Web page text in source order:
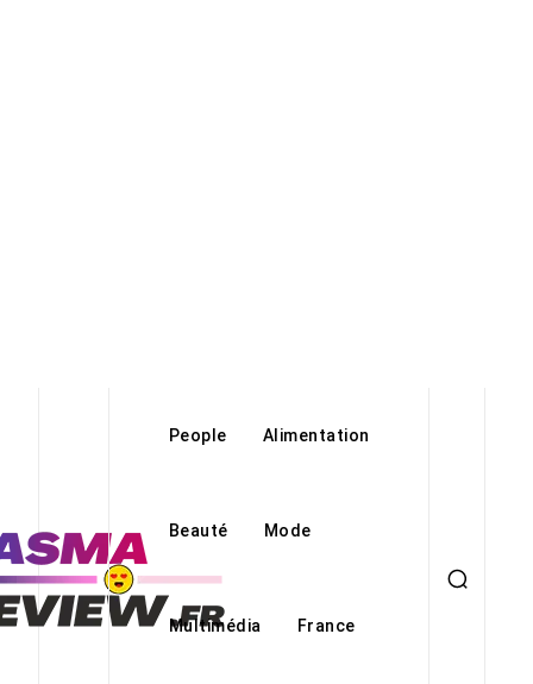
People Alimentation
Beauté Mode
Multimédia France